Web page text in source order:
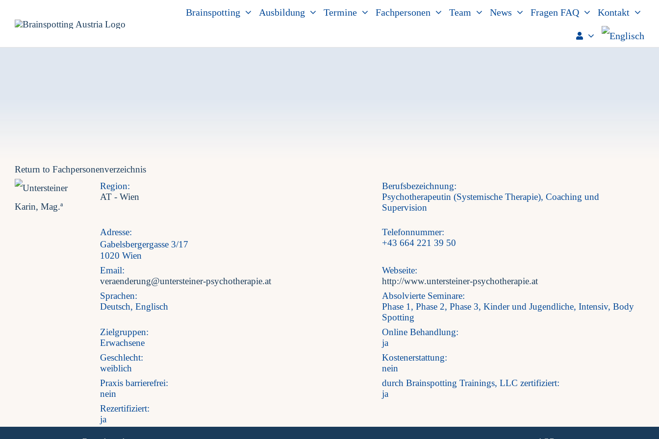
content
Brainspotting Ausbildung Termine Fachpersonen Team News Fragen FAQ Kontakt
Return to Fachpersonenverzeichnis
Region:
AT - Wien
Berufsbezeichnung:
Psychotherapeutin (Systemische Therapie), Coaching und
Supervision
Adresse:
Gabelsbergergasse 3/17
1020 Wien
Telefonnummer:
+43 664 221 39 50
Email:
veraenderung@untersteiner-psychotherapie.at
Webseite:
http://www.untersteiner-psychotherapie.at
Sprachen:
Deutsch, Englisch
Absolvierte Seminare:
Phase 1, Phase 2, Phase 3, Kinder und Jugendliche, Intensiv, Body
Spotting
Zielgruppen:
Erwachsene
Online Behandlung:
ja
Geschlecht:
weiblich
Kostenerstattung:
nein
Praxis barrierefrei:
nein
durch Brainspotting Trainings, LLC zertifiziert:
ja
Rezertifiziert:
ja